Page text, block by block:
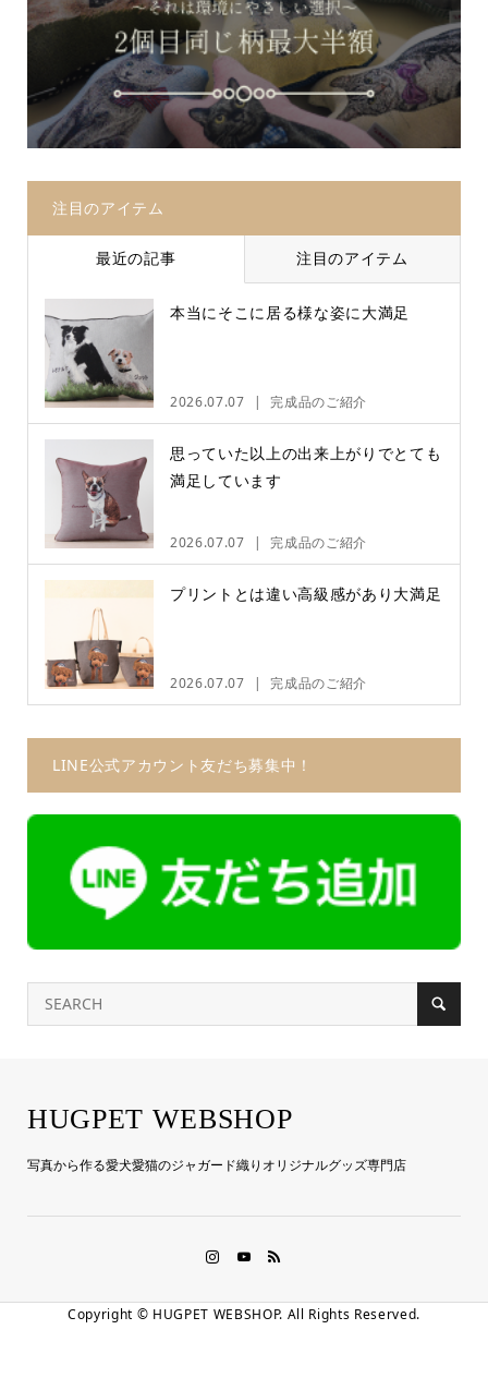
注目のアイテム
最近の記事 注目のアイテム
本当にそこに居る様な姿に大満足
2026.07.07 完成品のご紹介
思っていた以上の出来上がりでとても
満足しています
2026.07.07 完成品のご紹介
プリントとは違い高級感があり大満足
2026.07.07 完成品のご紹介
LINE公式アカウント友だち募集中！
HUGPET WEBSHOP
写真から作る愛犬愛猫のジャガード織りオリジナルグッズ専門店
Copyright © HUGPET WEBSHOP. All Rights Reserved.